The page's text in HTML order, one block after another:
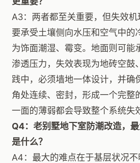
A3：两者都至关重要，但失效
要承受土壤侧向水压和空气中的
为饰面潮湿、霉变。地面则可能
渗透压力，失效表现为地砖空鼓
践中，必须墙地一体设计，并确
角处连续、密封，形成一个完整
一面的薄弱都会导致整个系统失
Q4：老别墅地下室防潮改造，
是什么？
A4：最大的难点在于基层状况